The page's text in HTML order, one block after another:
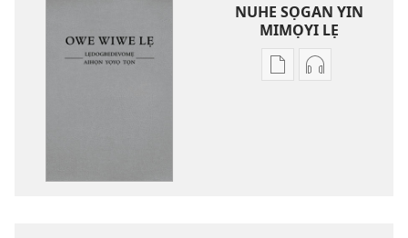
NUHE SỌGAN YIN
MIMỌYI LẸ
Lehe Lehe